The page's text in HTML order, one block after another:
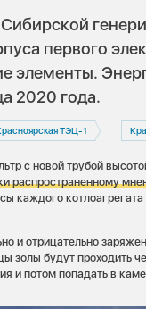
первого
элементы.
2020 года.
ТЭЦ-1
с новой трубой
распространенному
каждого
и отрицательно
золы будут проходить
и потом попадать в